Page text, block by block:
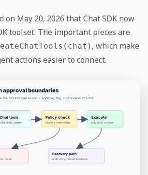
on May 20, 2026 that Chat SDK now
toolset. The important pieces are
, which make
actions easier to connect.